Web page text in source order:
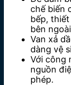
chế biến
bếp,
bên
Van xả
dàng vệ
Với công
nguồn
phép.